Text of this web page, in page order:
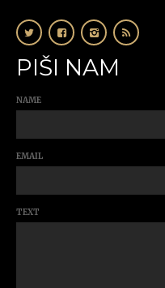
PIŠI NAM
NAME
EMAIL
TEXT